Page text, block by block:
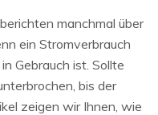
manchmal über
ein Stromverbrauch
Gebrauch ist. Sollte
bis der
zeigen wir Ihnen, wie